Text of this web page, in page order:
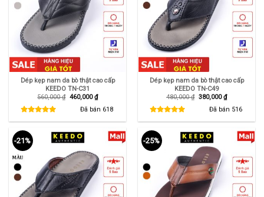
Dép kẹp nam da bò thật cao cấp
KEEDO TN-C31
560,000₫ Giá
560,000 ₫.
460,000₫Giá
hiện
tại
là:
460,000 ₫.
Đã bán 618
Dép kẹp nam da bò thật cao cấp
KEEDO TN-C49
480,000₫ Giá
480,000 ₫.
380,000₫Giá
hiện
tại
là:
380,000 ₫.
Đã bán 516
-21% -25%